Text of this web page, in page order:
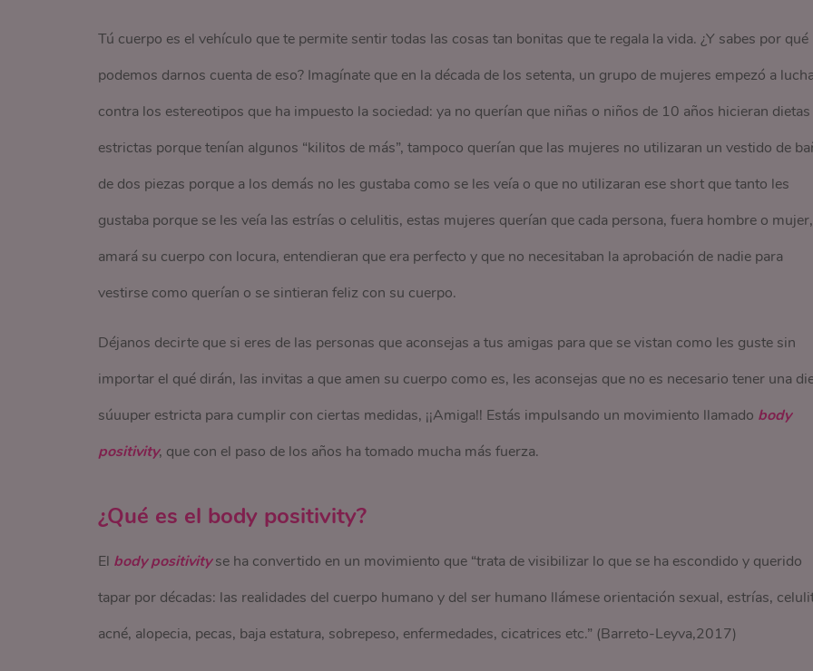
Tú cuerpo es el vehículo que te permite sentir todas las cosas tan bonitas que te regala la vida. ¿Y sabes por qué
podemos darnos cuenta de eso? Imagínate que en la década de los setenta, un grupo de mujeres empezó a
contra los estereotipos que ha impuesto la sociedad: ya no querían que niñas o niños de 10 años hicieran dietas
estrictas porque tenían algunos “kilitos de más”, tampoco querían que las mujeres no utilizaran un vestido de
de dos piezas porque a los demás no les gustaba como se les veía o que no utilizaran ese short que tanto les
gustaba porque se les veía las estrías o celulitis, estas mujeres querían que cada persona, fuera hombre o mujer,
amará su cuerpo con locura, entendieran que era perfecto y que no necesitaban la aprobación de nadie para
vestirse como querían o se sintieran feliz con su cuerpo.
Déjanos decirte que si eres de las personas que aconsejas a tus amigas para que se vistan como les guste sin
importar el qué dirán, las invitas a que amen su cuerpo como es, les aconsejas que no es necesario tener una
súuuper estricta para cumplir con ciertas medidas, ¡¡Amiga!! Estás impulsando un movimiento llamado body
positivity, que con el paso de los años ha tomado mucha más fuerza.
¿Qué es el body positivity?
El body positivityse ha convertido en un movimiento que “trata de visibilizar lo que se ha escondido y querido
tapar por décadas: las realidades del cuerpo humano y del ser humano llámese orientación sexual, estrías,
acné, alopecia, pecas, baja estatura, sobrepeso, enfermedades, cicatrices etc.” (Barreto-Leyva,2017)